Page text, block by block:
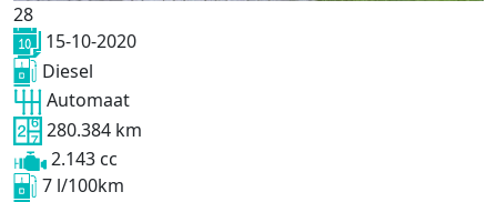
28
15-10-2020
Diesel
Automaat
280.384 km
2.143 cc
7 l/100km